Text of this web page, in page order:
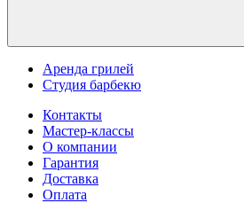
Аренда грилей
Студия барбекю
Контакты
Мастер-классы
О компании
Гарантия
Доставка
Оплата